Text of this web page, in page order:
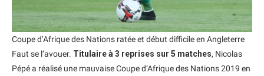
Coupe d’Afrique des Nations ratée et début difficile en Angleterre
Faut se l’avouer. Titulaire à 3 reprises sur 5 matches, Nicolas
Pépé a réalisé une mauvaise Coupe d’Afrique des Nations 2019 en